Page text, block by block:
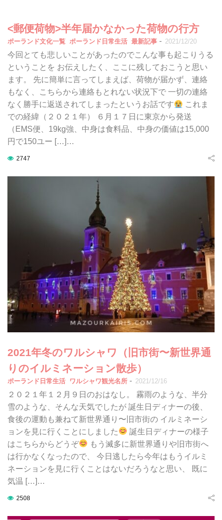
<郵便荷物>半年届かなかった荷物の行方
ポーランド文化一覧 ポーランド日常生活 最新記事 - 2021/12/20
今回とても悲しいことがあったのでこんな事も起こりうる
ということを お伝えしたく、ここに残しておこうと思い
ます。 先に簡単に言ってしまえば、荷物が届かず、連絡
もなく、こちらから連絡もとれない状況下で 一切の連絡
なく勝手に返送されてしまったというお話です
これま
での経緯（２０２１年） ６月１７日に東京から発送
（EMS便、19kg強、中身は食料品、中身の価値は15,000
円で150ユー […]…
2747
2021年冬のワルシャワ（旧市街〜新世界通
りのイルミネーション散歩）
ポーランド日常生活 ワルシャワ観光名所 - 2021/12/16
２０２１年１２月９日のおはなし。 霧雨のような、半分
雪のような、そんな天気でしたが 誕生日ディナーの後、
食後の運動も兼ねて新世界通り〜旧市街の イルミネーシ
ョンを見に行くことにしました
誕生日ディナーの様子
はこちらからどうぞ
もう滅多に新世界通りや旧市街へ
は行かなくなったので、 今日逃したら今年はもうイルミ
ネーションを見に行くことはないだろうなと思い、 既に
気温 […]…
2508